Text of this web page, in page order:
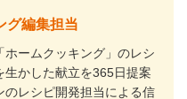
グ編集担当
ームクッキング」のレシ
生かした献立を365日提案
のレシピ開発担当による信